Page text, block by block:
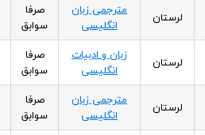
لرستان
مترجمی زبان
انگلیسی
صرفا
سوابق
لرستان
زبان و ادبیات
انگلیسی
صرفا
سوابق
لرستان
مترجمی زبان
انگلیسی
صرفا
سوابق